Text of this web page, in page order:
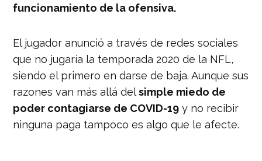
funcionamiento de la ofensiva.
El jugador anunció a través de redes sociales
que no jugaría la temporada 2020 de la NFL,
siendo el primero en darse de baja. Aunque sus
razones van más allá delsimple miedo de
poder contagiarse de COVID-19 y no recibir
ninguna paga tampoco es algo que le afecte.